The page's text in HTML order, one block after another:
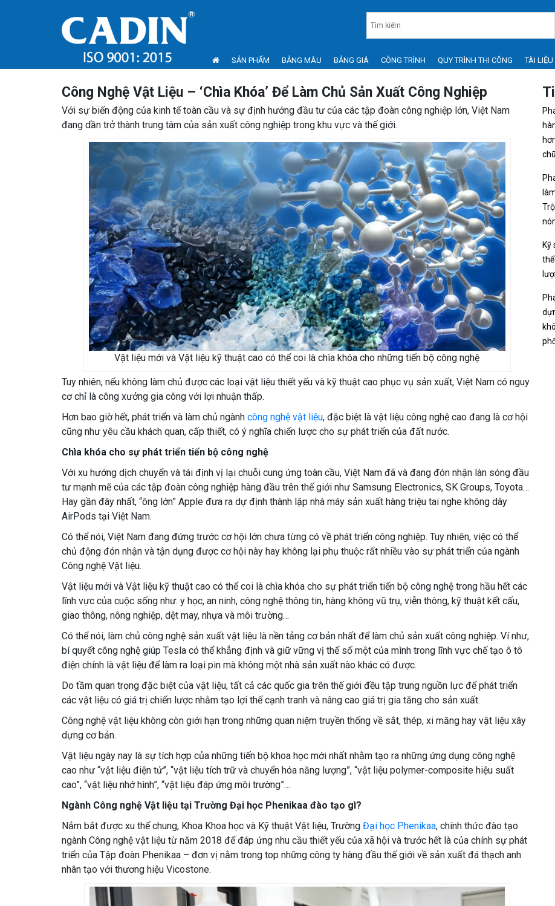
SẢN PHẨM BẢNG MÀU BẢNG GIÁ CÔNG TRÌNH QUY TRÌNH THI CÔNG TÀI
Công Nghệ Vật Liệu – ‘Chìa Khóa’ Để Làm Chủ Sản Xuất Công Nghiệp
Với sự biến động của kinh tế toàn cầu và sự định hướng đầu tư của các tập đoàn công nghiệp lớn, Việt Nam
đang dần trở thành trung tâm của sản xuất công nghiệp trong khu vực và thế giới.
Vật liệu mới và Vật liệu kỹ thuật cao có thể coi là chìa khóa cho những tiến bộ công nghệ
Tuy nhiên, nếu không làm chủ được các loại vật liệu thiết yếu và kỹ thuật cao phục vụ sản xuất, Việt Nam có nguy
cơ chỉ là công xưởng gia công với lợi nhuận thấp.
Hơn bao giờ hết, phát triển và làm chủ ngành công nghệ vật liệu, đặc biệt là vật liệu công nghệ cao đang là cơ hội
cũng như yêu cầu khách quan, cấp thiết, có ý nghĩa chiến lược cho sự phát triển của đất nước.
Chìa khóa cho sự phát triển tiến bộ công nghệ
Với xu hướng dịch chuyển và tái định vị lại chuỗi cung ứng toàn cầu, Việt Nam đã và đang đón nhận làn sóng đầu
tư mạnh mẽ của các tập đoàn công nghiệp hàng đầu trên thế giới như Samsung Electronics, SK Groups, Toyota…
Hay gần đây nhất, “ông lớn” Apple đưa ra dự định thành lập nhà máy sản xuất hàng triệu tai nghe không dây
AirPods tại Việt Nam.
Có thể nói, Việt Nam đang đứng trước cơ hội lớn chưa từng có về phát triển công nghiệp. Tuy nhiên, việc có thể
chủ động đón nhận và tận dụng được cơ hội này hay không lại phụ thuộc rất nhiều vào sự phát triển của ngành
Công nghệ Vật liệu.
Vật liệu mới và Vật liệu kỹ thuật cao có thể coi là chìa khóa cho sự phát triển tiến bộ công nghệ trong hầu hết các
lĩnh vực của cuộc sống như: y học, an ninh, công nghệ thông tin, hàng không vũ trụ, viễn thông, kỹ thuật kết cấu,
giao thông, nông nghiệp, dệt may, nhựa và môi trường…
Có thể nói, làm chủ công nghệ sản xuất vật liệu là nền tảng cơ bản nhất để làm chủ sản xuất công nghiệp. Ví như,
bí quyết công nghệ giúp Tesla có thể khẳng định và giữ vững vị thế số một của mình trong lĩnh vực chế tạo ô tô
điện chính là vật liệu để làm ra loại pin mà không một nhà sản xuất nào khác có được.
Do tầm quan trọng đặc biệt của vật liệu, tất cả các quốc gia trên thế giới đều tập trung nguồn lực để phát triển
các vật liệu có giá trị chiến lược nhằm tạo lợi thế cạnh tranh và nâng cao giá trị gia tăng cho sản xuất.
Công nghệ vật liệu không còn giới hạn trong những quan niệm truyền thống về sắt, thép, xi măng hay vật liệu xây
dựng cơ bản.
Vật liệu ngày nay là sự tích hợp của những tiến bộ khoa học mới nhất nhằm tạo ra những ứng dụng công nghệ
cao như “vật liệu điện tử”, “vật liệu tích trữ và chuyển hóa năng lượng”, “vật liệu polymer-composite hiệu suất
cao”, “vật liệu nhớ hình”, “vật liệu đáp ứng môi trường”…
Ngành Công nghệ Vật liệu tại Trường Đại học Phenikaa đào tạo gì?
Nắm bắt được xu thế chung, Khoa Khoa học và Kỹ thuật Vật liệu, Trường Đại học Phenikaa, chính thức đào tạo
ngành Công nghệ vật liệu từ năm 2018 để đáp ứng nhu cầu thiết yếu của xã hội và trước hết là của chính sự phát
triển của Tập đoàn Phenikaa – đơn vị nằm trong top những công ty hàng đầu thế giới về sản xuất đá thạch anh
nhân tạo với thương hiệu Vicostone.
Kỹ